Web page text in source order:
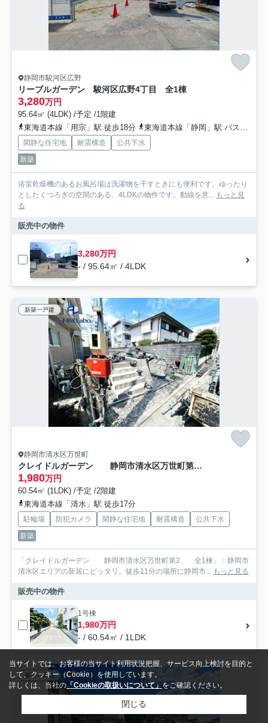
静岡市駿河区広野
リーブルガーデン 駿河区広野4丁目 全1棟
3,280万円
95.64㎡ (4LDK) /予定 /1階建
東海道本線「用宗」駅 徒歩18分
東海道本線「静岡」駅 バス28分 しずてつジャストライン「マイホームセンター前」 停歩15分
閑静な住宅地 耐震構造
公共下水
新築
浴室乾燥機のあるお風呂場は洗濯物を干すときにも便利です。ゆったり
としたくつろぎの空間のある、4LDKの物件です。動線を意...
もっと見
る
販売中の物件
3,280万円
- / 95.64㎡ / 4LDK
新築一戸建
静岡市清水区万世町
クレイドルガーデン 静岡市清水区万世町第2 全1棟
1,980万円
60.54㎡ (1LDK) /予定 /2階建
東海道本線「清水」駅 徒歩17分
駐輪場 防犯カメラ 閑静な住宅地 耐震構造
公共下水
新築
「クレイドルガーデン 静岡市清水区万世町第2 全1棟」：静岡市
清水区エリアの新居にピッタリ。徒歩11分の場所に静岡市...
もっと見る
販売中の物件
1号棟
1,980万円
- / 60.54㎡ / 1LDK
新築一戸建
当サイトでは、お客様の当サイト利用状況把握、サービス向上検討を目的と
して、クッキー（Cookie）を使用しています。
詳しくは、当社の 「Cookieの取扱いについて」 をご確認ください。
閉じる